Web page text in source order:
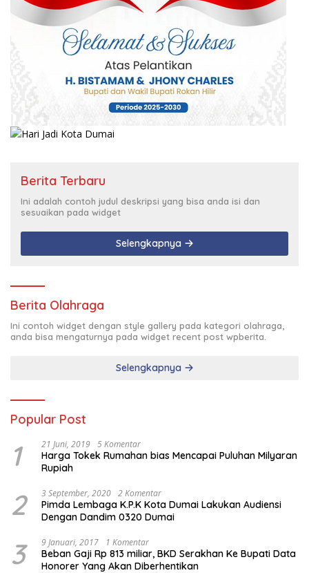
Berita Terbaru
Ini adalah contoh judul deskripsi yang bisa anda isi dan
sesuaikan pada widget
Selengkapnya
Berita Olahraga
Ini contoh widget dengan style gallery pada kategori olahraga,
anda bisa mengaturnya pada widget recent post wpberita.
Selengkapnya
Popular Post
1 21 Juni, 2019 5 Komentar
Harga Tokek Rumahan bias Mencapai Puluhan Milyaran
Rupiah
2 3 September, 2020 2 Komentar
Pimda Lembaga K.P.K Kota Dumai Lakukan Audiensi
Dengan Dandim 0320 Dumai
3 9 Januari, 2017 1 Komentar
Beban Gaji Rp 813 miliar, BKD Serakhan Ke Bupati Data
Honorer Yang Akan Diberhentikan